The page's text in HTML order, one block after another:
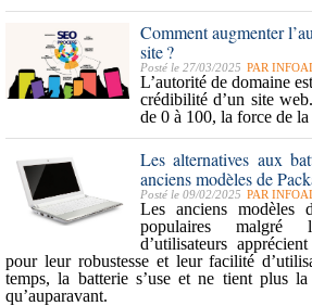
Comment augmenter
site ?
Posté le 27/03/2025 PAR
L’autorité de domaine
crédibilité d’un site web
de 0 à 100, la force de
Les alternatives aux
anciens modèles de
Posté le 09/02/2025 PAR
Les anciens modèles
populaires malgré
d’utilisateurs
pour leur robustesse et leur facilité
temps, la batterie s’use et ne tient plus
qu’auparavant.